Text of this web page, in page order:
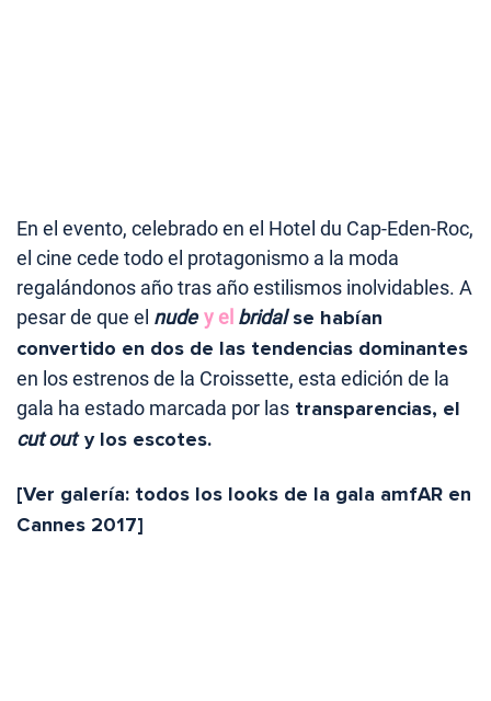
En el evento, celebrado en el Hotel du Cap-Eden-Roc,
el cine cede todo el protagonismo a la moda
regalándonos año tras año estilismos inolvidables. A
pesar de que el nude y el bridal se habían
convertido en dos de las tendencias dominantes
en los estrenos de la Croissette, esta edición de la
gala ha estado marcada por las transparencias, el
cut outy los escotes.
[Ver galería: todos los looks de la gala amfAR en
Cannes 2017]